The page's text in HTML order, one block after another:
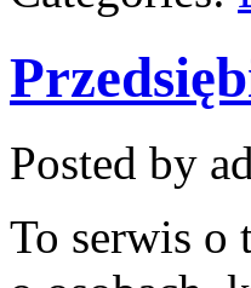
Posted by
To serwis o